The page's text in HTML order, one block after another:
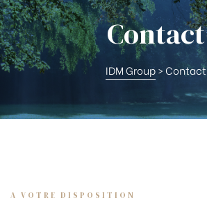
Contact
IDM Group> Contact
A VOTRE DISPOSITION